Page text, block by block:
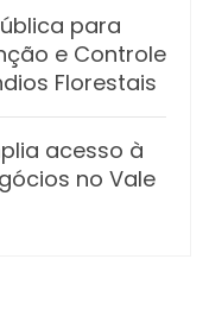
para
e Controle
Florestais
acesso à
no Vale